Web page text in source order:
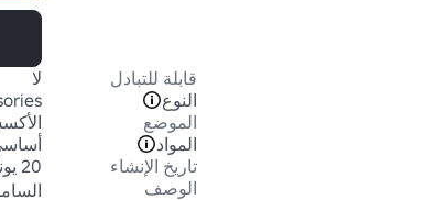
قابلة للتبادل
لا
النوع
الموضع
المواد
تاريخ الإنشاء
20 يونيو 2011
الوصف